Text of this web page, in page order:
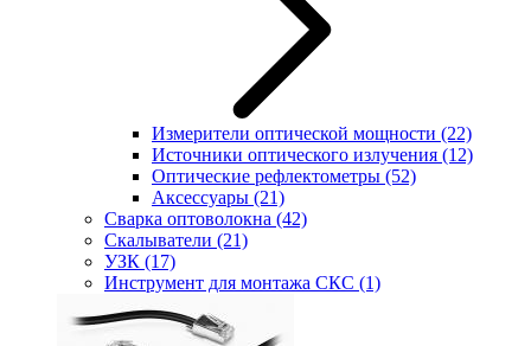
Измерители оптической мощности (22)
Источники оптического излучения (12)
Оптические рефлектометры (52)
Аксессуары (21)
Сварка оптоволокна (42)
Скалыватели (21)
УЗК (17)
Инструмент для монтажа СКС (1)